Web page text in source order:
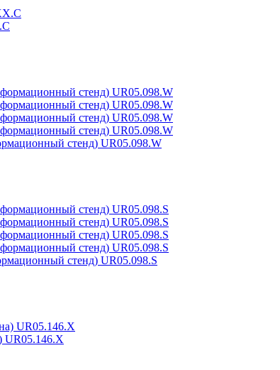
стенд) UR05.098.W
стенд) UR05.098.S
UR05.146.Х